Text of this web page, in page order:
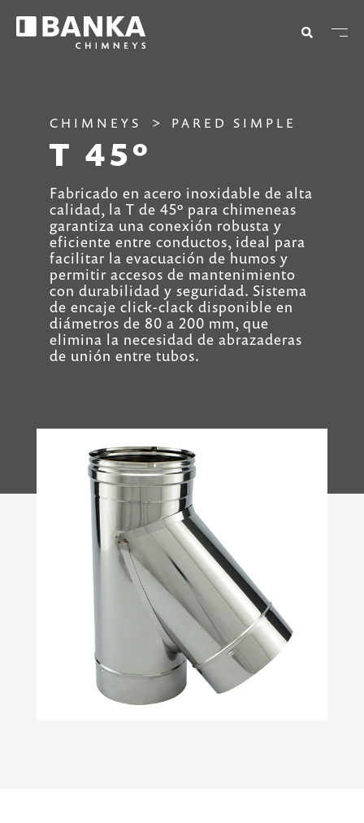
CHIMNEYS PARED SIMPLE
T 45º
Fabricado en acero inoxidable de alta
calidad, la T de 45º para chimeneas
garantiza una conexión robusta y
eficiente entre conductos, ideal para
facilitar la evacuación de humos y
permitir accesos de mantenimiento
con durabilidad y seguridad. Sistema
de encaje click-clack disponible en
diámetros de 80 a 200 mm, que
elimina la necesidad de abrazaderas
de unión entre tubos.